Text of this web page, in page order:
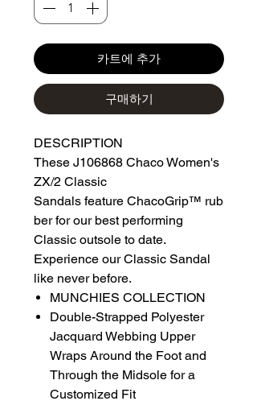
카트에 추가
구매하기
DESCRIPTION
These J106868 Chaco Women's
ZX/2 Classic
Sandals feature ChacoGrip™ rub
ber for our best performing
Classic outsole to date.
Experience our Classic Sandal
like never before.
MUNCHIES COLLECTION
Double-Strapped Polyester
Jacquard Webbing Upper
Wraps Around the Foot and
Through the Midsole for a
Customized Fit